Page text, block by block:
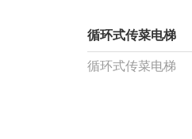
循环式传菜电梯
循环式传菜电梯